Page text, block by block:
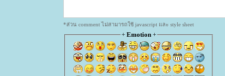
*ส่วน comment ไม่สามารถใช้ javascript และ style sheet
+ Emotion+